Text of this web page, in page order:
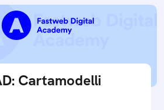
Cartamodelli